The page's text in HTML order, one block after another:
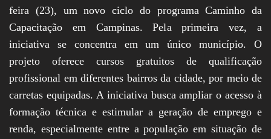
feira (23), um novo ciclo do programa Caminho da
Capacitação em Campinas. Pela primeira vez, a
iniciativa se concentra em um único município. O
projeto oferece cursos gratuitos de qualificação
profissional em diferentes bairros da cidade, por meio de
carretas equipadas. A iniciativa busca ampliar o acesso à
formação técnica e estimular a geração de emprego e
renda, especialmente entre a população em situação de